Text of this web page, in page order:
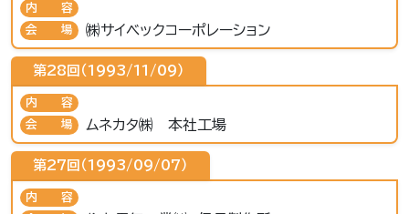
内容
会場
㈱サイベックコーポレーション
第28回（1993/11/09）
内容
会場
ムネカタ㈱ 本社工場
第27回（1993/09/07）
内容